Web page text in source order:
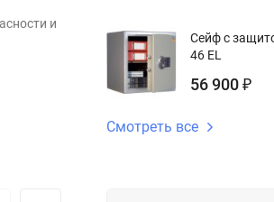
и
Сейф с
46 EL
56 900 ₽
Смотреть все